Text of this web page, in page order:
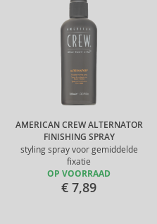
AMERICAN CREW ALTERNATOR
FINISHING SPRAY
styling spray voor gemiddelde
fixatie
OP VOORRAAD
€ 7,89